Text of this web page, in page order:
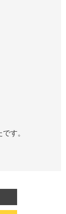
す。